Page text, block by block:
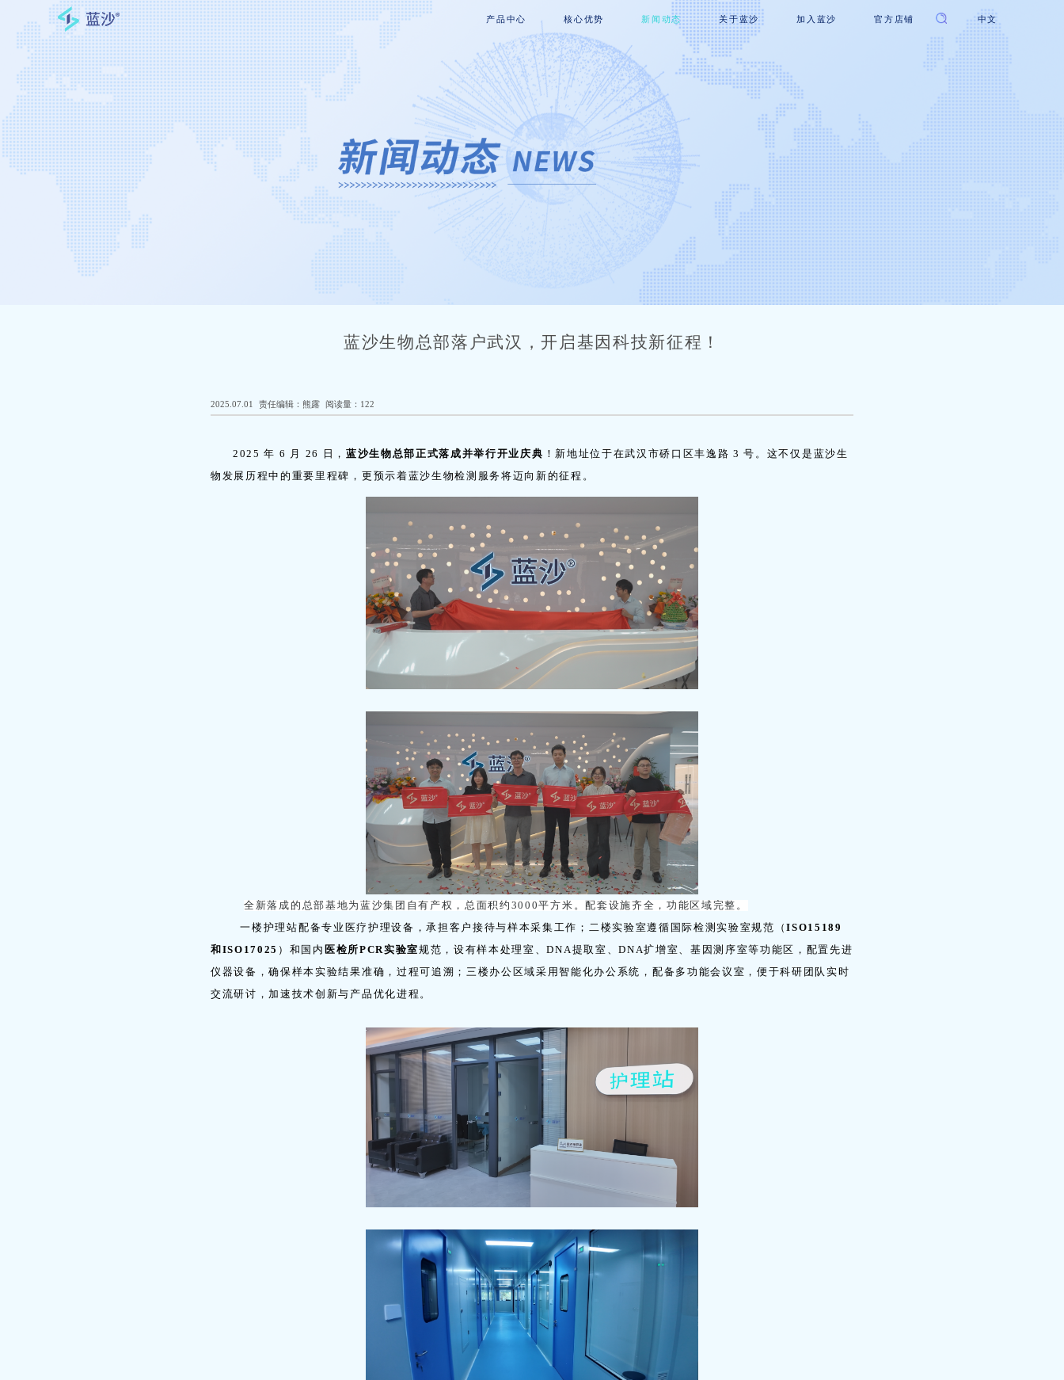
产品中心 核心优势 新闻动态 关于蓝沙 加入蓝沙 官方店铺 中文
蓝沙生物总部落户武汉，开启基因科技新征程！
2025.07.01 责任编辑：熊露 阅读量：122
2025 年 6 月 26 日， 蓝沙生物总部正式落成并举行开业庆典 ！新地址位于在武汉市硚口区丰逸路 3 号。这不仅是蓝沙生
物发展历程中的重要里程碑，更预示着蓝沙生物检测服务将迈向新的征程。
全新落成的总部基地为蓝沙集团自有产权，总面积约3000平方米。配套设施齐全，功能区域完整。
一楼护理站配备专业医疗护理设备，承担客户接待与样本采集工作；二楼实验室遵循国际检测实验室规范（ISO15189
和ISO17025 ）和国内 医检所PCR实验室规范，设有样本处理室、DNA提取室、DNA扩增室、基因测序室等功能区，配置先进
仪器设备，确保样本实验结果准确，过程可追溯；三楼办公区域采用智能化办公系统，配备多功能会议室，便于科研团队实时
交流研讨，加速技术创新与产品优化进程。